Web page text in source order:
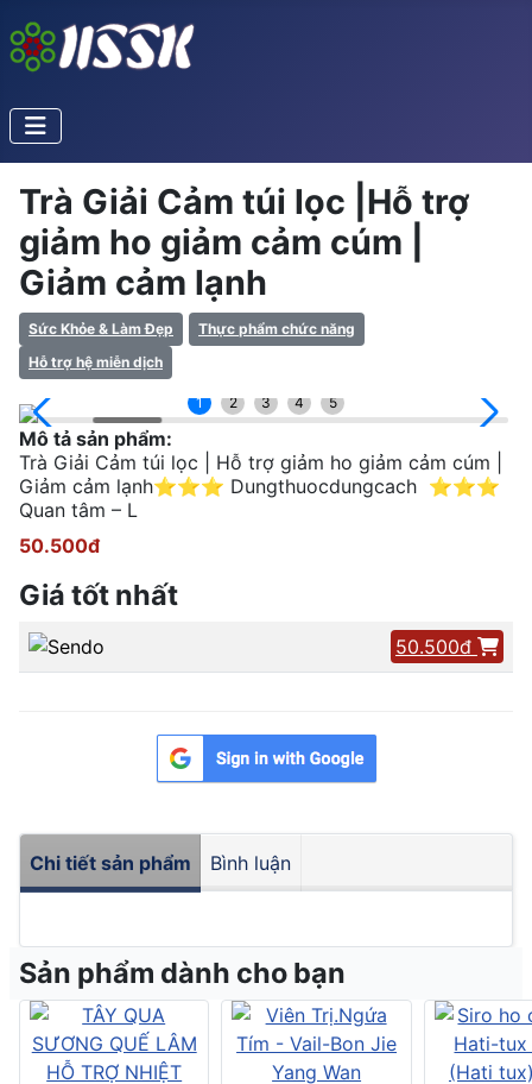
Trà Giải Cảm túi lọc |Hỗ trợ
giảm ho giảm cảm cúm |
Giảm cảm lạnh
Sức Khỏe & Làm Đẹp
Thực phẩm chức năng
Hỗ trợ hệ miễn dịch
1 2 3 4 5
Mô tả sản phẩm:
Trà Giải Cảm túi lọc | Hỗ trợ giảm ho giảm cảm cúm |
Giảm cảm lạnh⭐⭐⭐ Dungthuocdungcach ⭐⭐⭐
Quan tâm – L
50.500đ
Giá tốt nhất
50.500đ
Chi tiết sản phẩm Bình luận
Sản phẩm dành cho bạn